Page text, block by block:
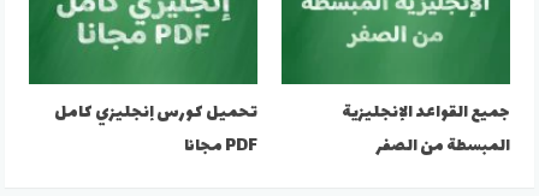
جميع القواعد الإنجليزية
المبسطة من الصفر
تحميل كورس إنجليزي كامل
PDF مجانا